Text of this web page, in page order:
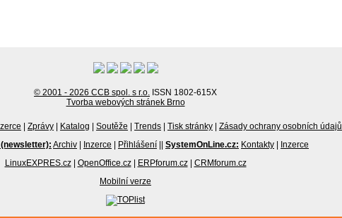
© 2001 - 2026 CCB spol. s r.o. ISSN 1802-615X
Tvorba webových stránek Brno
| Zprávy | Katalog | Soutěže | Trends | Tisk stránky | Zásady ochrany osobních údajů
Archiv | Inzerce | Přihlášení || SystemOnLine.cz: Kontakty | Inzerce
LinuxEXPRES.cz | OpenOffice.cz | ERPforum.cz | CRMforum.cz
Mobilní verze